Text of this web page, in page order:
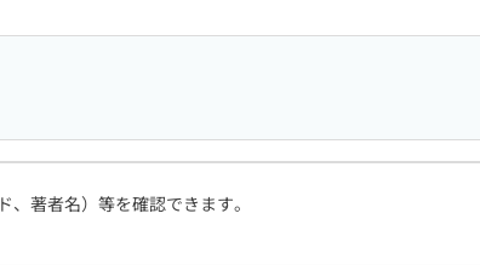
著者名）等を確認できます。